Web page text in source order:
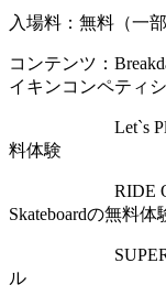
入場料：無料（一部
コンテンツ：
イキンコンペティ
Let`s Play
料体験
RIDE ON！
Skateboardの無料体
SUPER
ル